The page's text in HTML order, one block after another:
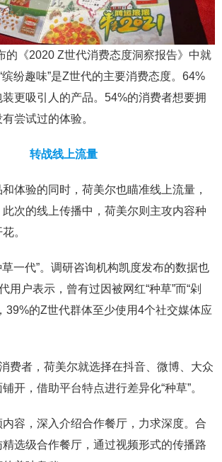
的《2020 Z世代消费态度洞察报告》中就
缤纷趣味”是Z世代的主要消费态度。64%
更吸引人的产品。54%的消费者想要拥
尝试过的体验。
转战线上流量
体验的同时，荷美尔也瞄准线上流量，
次的线上传播中，荷美尔则主攻内容种
。
一代”。调研咨询机构凯度发布的数据也
用户表示，曾有过因被网红“种草”而“剁
39%的Z世代群体至少使用4个社交媒体应
费者，荷美尔就选择在抖音、微博、大众
开，借助平台特点进行差异化“种草”。
容，深入介绍合作餐厅，力求深度。合
选级合作餐厅，通过视频形式的传播路